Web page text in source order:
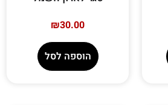
₪30.00
הוספה לסל